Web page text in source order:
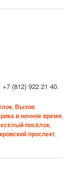
(812) 922 21 40.
,Вызов
в ночное время,
посёлок,
проспект,